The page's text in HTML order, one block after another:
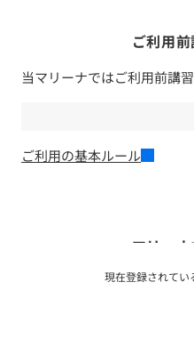
ご利用
当マリーナではご利用前講
ご利用の基本ルール
マリーナ
現在登録されてい